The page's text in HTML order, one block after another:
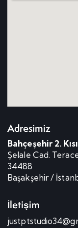
Adresimiz
Bahçeşehir 2.
Şelale Cad.
34488
Başakşehir /
İletişim